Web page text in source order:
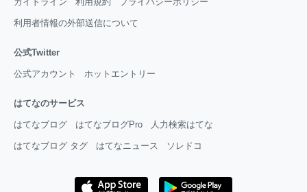
利用者情報の外部送信について
公式Twitter
公式アカウント ホットエントリー
はてなのサービス
はてなブログ はてなブログPro 人力検索はてな
はてなブログ タグ はてなニュース ソレドコ